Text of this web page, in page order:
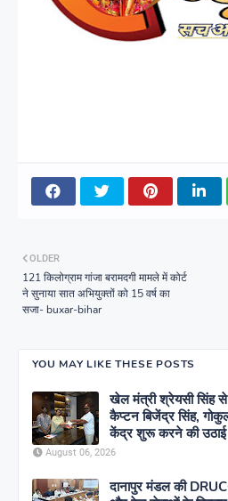
OLDER
121 किलोग्राम गांजा बरामदगी मामले में कोर्ट
ने सुनाया सात अभियुक्तों को 15 वर्ष का
सजा- buxar-bihar
YOU MAY LIKE THESE POSTS
खेल मंत्री श्रेयसी सिंह से
कैप्टन बिजेंद्र सिंह,
केंद्र शुरू करने की उठाई
August 06, 2026
दानापुर मंडल की